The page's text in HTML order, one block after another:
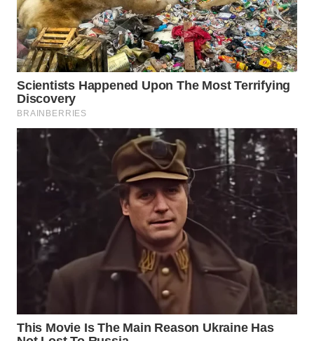
WN
TAPANULI
UTARA
WN
SAMOSIR
WN
PADANG
LAWAS
WN
SUMEDANG
CIANJUR
WN
KEPULAUAN